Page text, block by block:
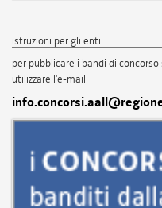
istruzioni per gli enti
per pubblicare i bandi di
utilizzare l'e-mail